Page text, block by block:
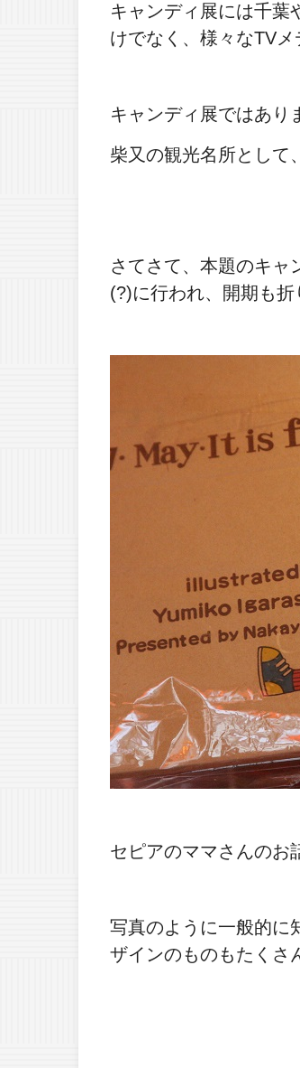
キャンディ展には千葉
けでなく、様々なTVメ
キャンディ展ではあ
柴又の観光名所として
さてさて、本題のキャ
(?)に行われ、開期も折
セピアのママさんのお
写真のように一般的に
ザインのものもたくさ